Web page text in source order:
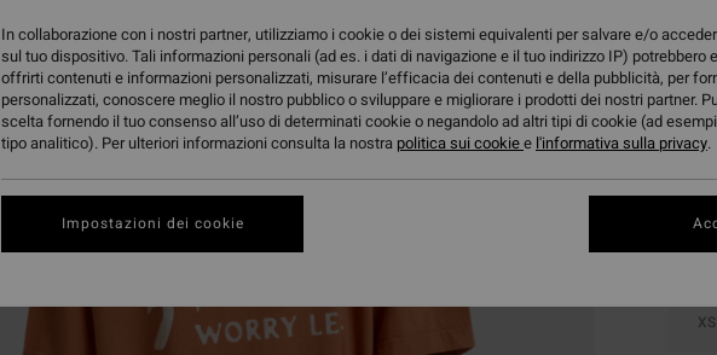
XS
In collaborazione con i nostri partner, utilizziamo i cookie o dei sistemi equivalenti per salvare e/o
sul tuo dispositivo. Tali informazioni personali (ad es. i dati di navigazione e il tuo indirizzo IP) potrebbero
offrirti contenuti e informazioni personalizzati, misurare l’efficacia dei contenuti e della pubblicità, per
personalizzati, conoscere meglio il nostro pubblico o sviluppare e migliorare i prodotti dei nostri partner.
scelta fornendo il tuo consenso all’uso di determinati cookie o negandolo ad altri tipi di cookie (ad
tipo analitico). Per ulteriori informazioni consulta la nostra politica sui cookiee l'informativa sulla privacy.
Impostazioni dei cookie